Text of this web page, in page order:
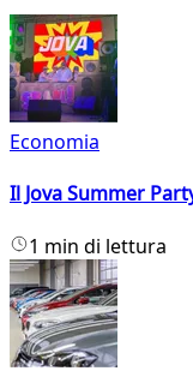
Economia
Il Jova Summer
1 min di lettura